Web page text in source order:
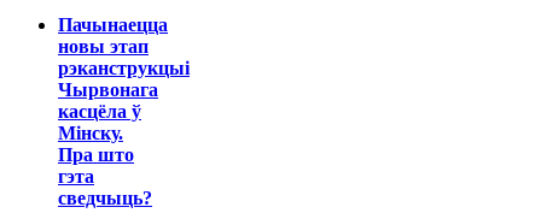
Пачынаецца
новы этап
рэканструкцыі
Чырвонага
касцёла ў
Мінску.
Пра што
гэта
сведчыць?